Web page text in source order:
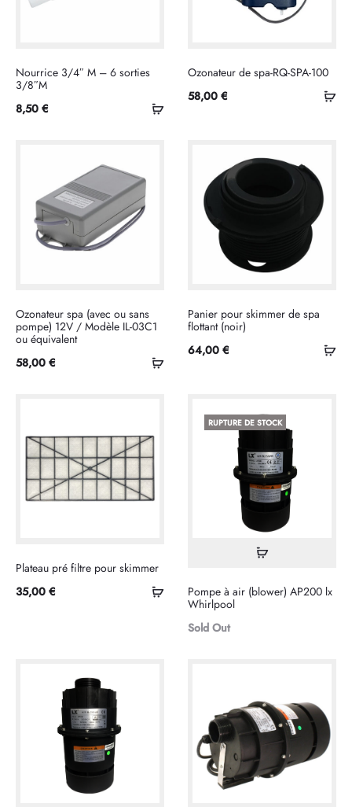
Ajouter
Nourrice 3/4″ M – 6 sorties
3/8″M
8,50 €
Ozonateur de spa-RQ-SPA-100
58,00 €
Sélectionner
Ozonateur spa (avec ou sans
pompe) 12V / Modèle IL-03C1
ou équivalent
58,00 €
Panier pour skimmer de spa
flottant (noir)
64,00 €
Ajouter
panier
Plateau pré filtre pour skimmer
35,00 €
RUPTURE DE STOCK
Lire
suite
Pompe à air (blower) AP200 lx
Whirlpool
Sold Out